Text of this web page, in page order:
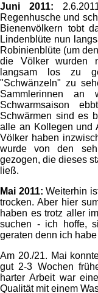
Juni 2011:
Regenhusche und
Bienenvölkern tobt
Lindenblüte nun
Robinienblüte (um
die Völker wurden
langsam los zu
"Schwänzeln" zu
Sammlerinnen
Schwarmsaison
Schwärmen sind es
alle an Kollegen und
Völker haben
wurde von den
gezogen, die dieses
ließ.
Mai 2011: Weiterhin
trocken. Aber hier
haben es trotz aller
suchen - ich hoffe,
geraten denn ich
Am 20./21. Mai
gut 2-3 Wochen
harter Arbeit war
Qualität mit einem